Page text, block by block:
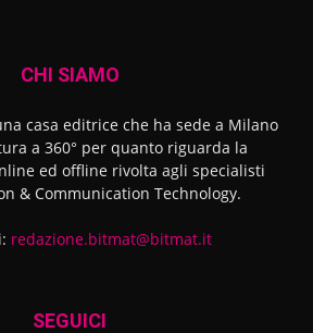
CHI SIAMO
casa editrice che ha sede a Milano
a 360° per quanto riguarda la
ed offline rivolta agli specialisti
& Communication Technology.
redazione.bitmat@bitmat.it
SEGUICI